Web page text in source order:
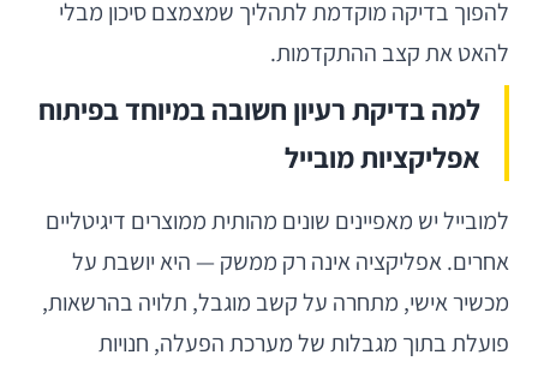
להפוך בדיקה מוקדמת לתהליך שמצמצם סיכון מבלי
להאט את קצב ההתקדמות.
למה בדיקת רעיון חשובה במיוחד בפיתוח
אפליקציות מובייל
למובייל יש מאפיינים שונים מהותית ממוצרים דיגיטליים
אחרים. אפליקציה אינה רק ממשק — היא יושבת על
מכשיר אישי, מתחרה על קשב מוגבל, תלויה בהרשאות,
פועלת בתוך מגבלות של מערכת הפעלה, חנויות